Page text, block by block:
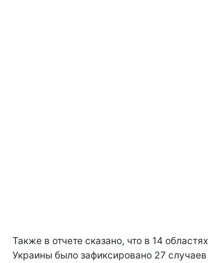
Также в отчете сказано, что в 14 областях
Украины было зафиксировано 27 случаев